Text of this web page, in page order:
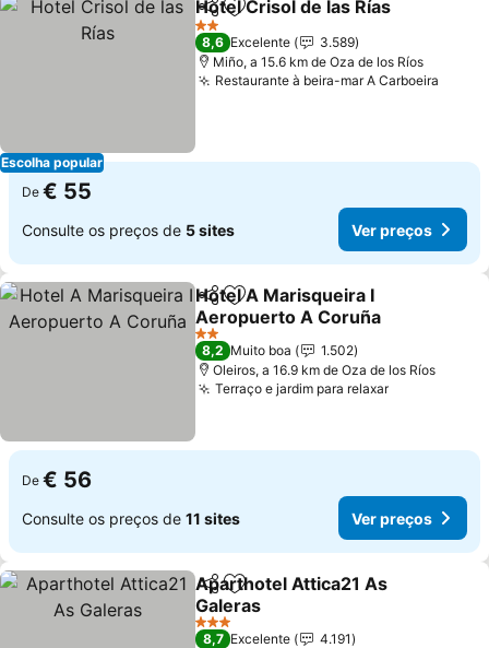
Escolha popular
PartilharAdicionar aos favoritos
Hotel Crisol de las Rías
2 Estrelas
8,6 Excelente
3.589
Miño, a 15.6 km de Oza de los Ríos
Restaurante à beira-mar A Carboeira
De € 55
Consulte os preços de 5 sites Ver preços
PartilharAdicionar aos favoritos
Hotel A Marisqueira I
Aeropuerto A Coruña
Ver preços
2 Estrelas
8,2 Muito boa
1.502
Oleiros, a 16.9 km de Oza de los Ríos
Terraço e jardim para relaxarVer preços
De € 56
Consulte os preços de 11 sites Ver preços
PartilharAdicionar aos favoritos
Aparthotel Attica21 As
Galeras
Ver preços
3 Estrelas
8,7 Excelente
4.191